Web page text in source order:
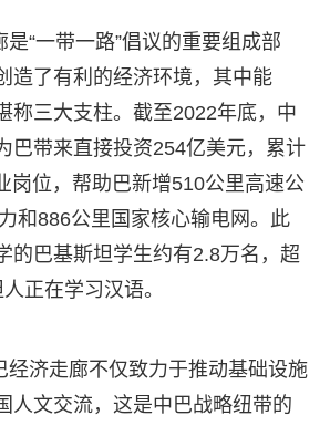
是“一带一路”倡议的重要组成部
造了有利的经济环境，其中能
称三大支柱。截至2022年底，中
巴带来直接投资254亿美元，累计
岗位，帮助巴新增510公里高速公
和886公里国家核心输电网。此
的巴基斯坦学生约有2.8万名，超
正在学习汉语。
经济走廊不仅致力于推动基础设施
人文交流，这是中巴战略纽带的